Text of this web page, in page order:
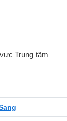
Trung tâm